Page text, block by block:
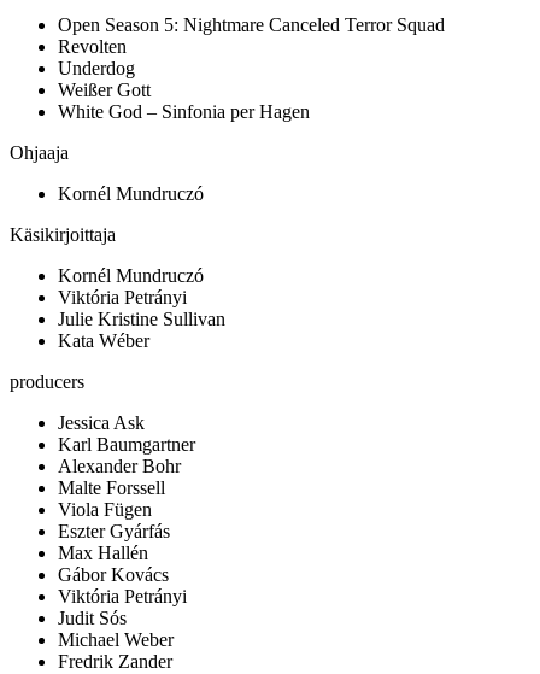
Open Season 5: Nightmare Canceled Terror Squad
Revolten
Underdog
Weißer Gott
White God – Sinfonia per Hagen
Ohjaaja
Kornél Mundruczó
Käsikirjoittaja
Kornél Mundruczó
Viktória Petrányi
Julie Kristine Sullivan
Kata Wéber
producers
Jessica Ask
Karl Baumgartner
Alexander Bohr
Malte Forssell
Viola Fügen
Eszter Gyárfás
Max Hallén
Gábor Kovács
Viktória Petrányi
Judit Sós
Michael Weber
Fredrik Zander